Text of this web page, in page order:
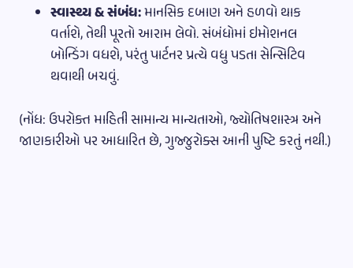
સ્વાસ્થ્ય & સંબંધ:માનસિક દબાણ અને હળવો થાક
વર્તાશે, તેથી પૂરતો આરામ લેવો. સંબંધોમાં ઇમોશનલ
બોન્ડિંગ વધશે, પરંતુ પાર્ટનર પ્રત્યે વધુ પડતા સેન્સિટિવ
થવાથી બચવું.
(નોંધ: ઉપરોક્ત માહિતી સામાન્ય માન્યતાઓ, જ્યોતિષશાસ્ત્ર અને
જાણકારીઓ પર આધારિત છે, ગુજ્જુરોક્સ આની પુષ્ટિ કરતું નથી.)